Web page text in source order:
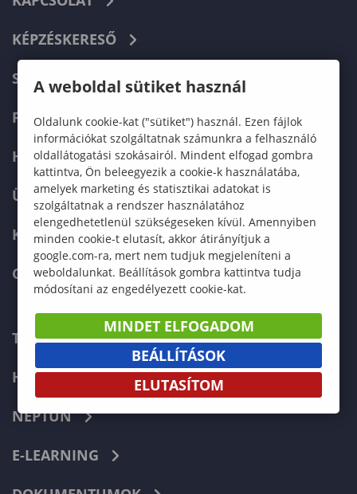
KÉPZÉSKERESŐ
SZERVEZETI FELÉPÍTÉS
FELVÉTELIZŐKNEK
HALLGATÓKNAK
ÜZLETI PARTNEREKNEK
KARRIER
GREEN UNIVERSITY
TELEFONKÖNYV
HIBABEJELENTÉS
NEPTUN
E-LEARNING
A weboldal sütiket használ
Oldalunk cookie-kat ("sütiket") használ. Ezen fájlok
információkat szolgáltatnak számunkra a felhasználó
oldallátogatási szokásairól. Mindent elfogad gombra
kattintva, Ön beleegyezik a cookie-k használatába,
amelyek marketing és statisztikai adatokat is
szolgáltatnak a rendszer használatához
elengedhetetlenül szükségeseken kívül. Amennyiben
minden cookie-t elutasít, akkor átirányítjuk a
google.com-ra, mert nem tudjuk megjeleníteni a
weboldalunkat. Beállítások gombra kattintva tudja
módosítani az engedélyezett cookie-kat.
MINDET ELFOGADOM
BEÁLLÍTÁSOK
ELUTASÍTOM